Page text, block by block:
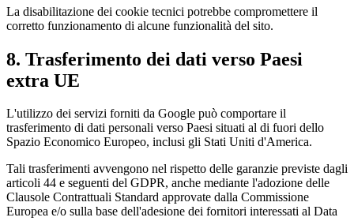
La disabilitazione dei cookie tecnici potrebbe compromettere il
corretto funzionamento di alcune funzionalità del sito.
8. Trasferimento dei dati verso Paesi
extra UE
L'utilizzo dei servizi forniti da Google può comportare il
trasferimento di dati personali verso Paesi situati al di fuori dello
Spazio Economico Europeo, inclusi gli Stati Uniti d'America.
Tali trasferimenti avvengono nel rispetto delle garanzie previste dagli
articoli 44 e seguenti del GDPR, anche mediante l'adozione delle
Clausole Contrattuali Standard approvate dalla Commissione
Europea e/o sulla base dell'adesione dei fornitori interessati al Data